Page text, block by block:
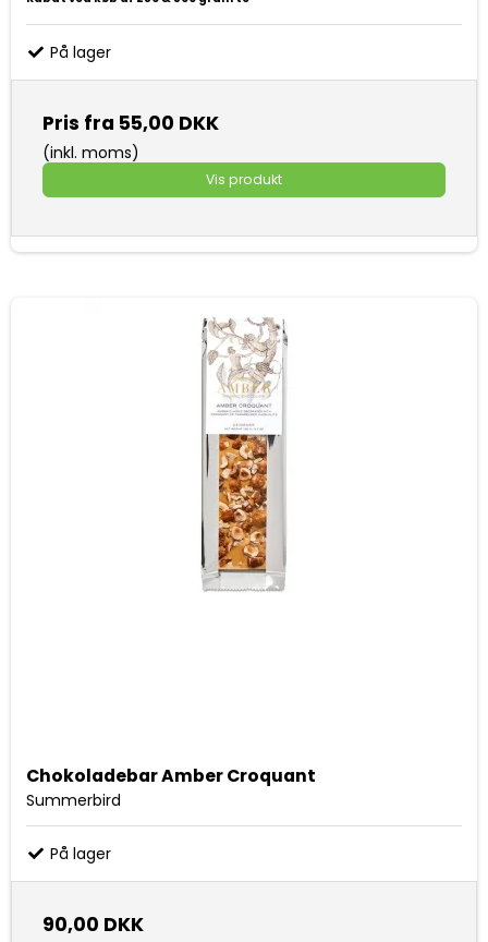
På lager
Pris fra 55,00 DKK
(inkl. moms)
Vis produkt
Chokoladebar Amber Croquant
Summerbird
På lager
90,00 DKK